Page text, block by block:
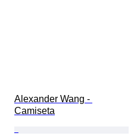
Alexander Wang -
Camiseta